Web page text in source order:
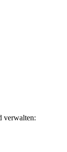
verwalten: